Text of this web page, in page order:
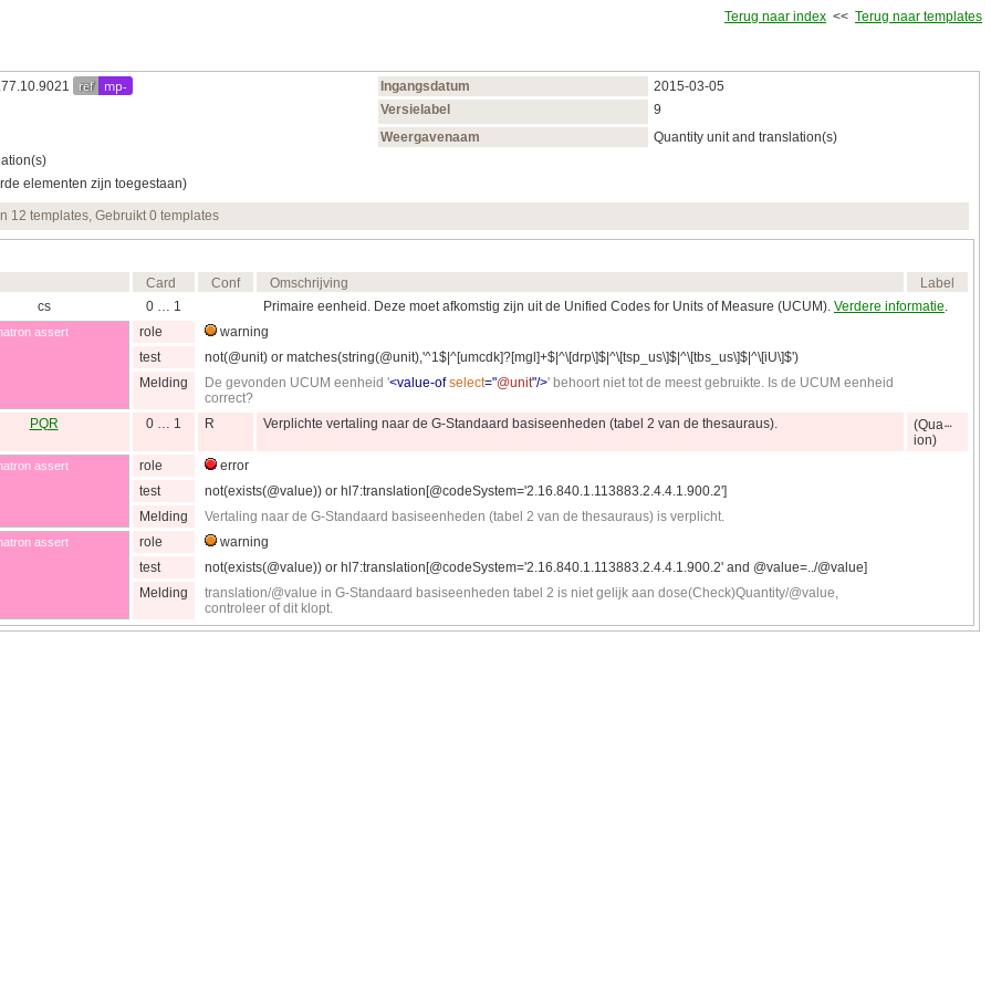
Terug naar index << Terug naar templates
ref mp- Ingangsdatum
2015‑03‑05
Versielabel
9
Weergavenaam
Quantity unit and translation(s)
elementen zijn toegestaan)
12 templates, Gebruikt 0 templates
Card Conf Omschrijving
Label
cs 0 … 1 Primaire eenheid. Deze moet afkomstig zijn uit de Unified Codes for Units of Measure (UCUM). Verdere informatie.
assert role
warning
test
not(@unit) or matches(string(@unit),'^1$|^[umcdk]?[mgl]+$|^\[drp\]$|^\[tsp_us\]$|^\[tbs_us\]$|^\[iU\]$')
Melding
De gevonden UCUM eenheid '<value-of select="@unit"/>' behoort niet tot de meest gebruikte. Is de UCUM eenheid
correct?
PQR 0 … 1 R Verplichte vertaling naar de G-Standaard basiseenheden (tabel 2 van de thesauraus).
(Qua
ion)
assert role
error
test
not(exists(@value)) or hl7:translation[@codeSystem='2.16.840.1.113883.2.4.4.1.900.2']
Melding
Vertaling naar de G-Standaard basiseenheden (tabel 2 van de thesauraus) is verplicht.
assert role
warning
test
not(exists(@value)) or hl7:translation[@codeSystem='2.16.840.1.113883.2.4.4.1.900.2' and @value=../@value]
Melding
translation/@value in G-Standaard basiseenheden tabel 2 is niet gelijk aan dose(Check)Quantity/@value,
controleer of dit klopt.